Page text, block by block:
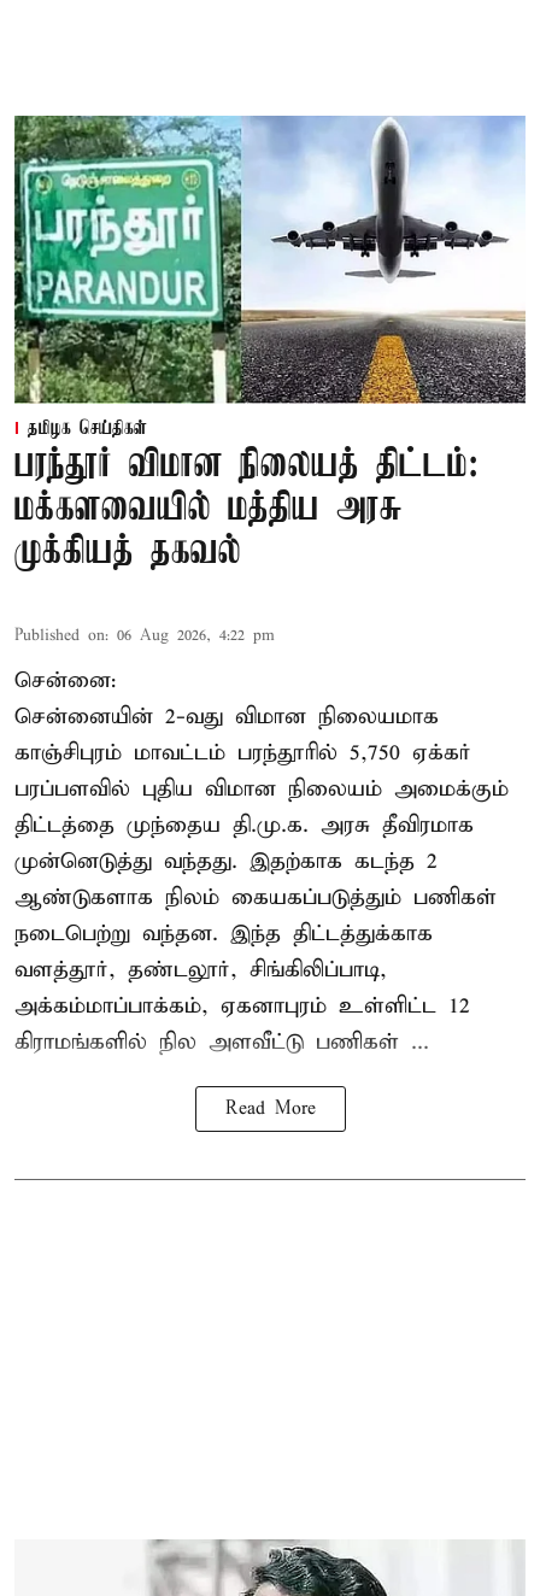
தமிழக செய்திகள்
பரந்தூர் விமான நிலையத் திட்டம்:
மக்களவையில் மத்திய அரசு
முக்கியத் தகவல்
Published on: 06 Aug 2026, 4:22 pm
சென்னை:
சென்னையின் 2-வது விமான நிலையமாக
காஞ்சிபுரம் மாவட்டம் பரந்தூரில் 5,750 ஏக்கர்
பரப்பளவில் புதிய விமான நிலையம் அமைக்கும்
திட்டத்தை முந்தைய தி.மு.க. அரசு தீவிரமாக
முன்னெடுத்து வந்தது. இதற்காக கடந்த 2
ஆண்டுகளாக நிலம் கையகப்படுத்தும் பணிகள்
நடைபெற்று வந்தன. இந்த திட்டத்துக்காக
வளத்தூர், தண்டலூர், சிங்கிலிப்பாடி,
அக்கம்மாப்பாக்கம், ஏகனாபுரம் உள்ளிட்ட 12
கிராமங்களில் நில அளவீட்டு பணிகள் ...
Read More